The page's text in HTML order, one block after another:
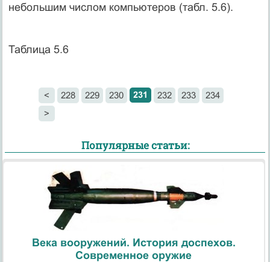
небольшим числом компьютеров (табл. 5.6).
Таблица 5.6
< 228 229 230 231 232 233
234
>
Популярные статьи:
Века вооружений. История доспехов.
Современное оружие